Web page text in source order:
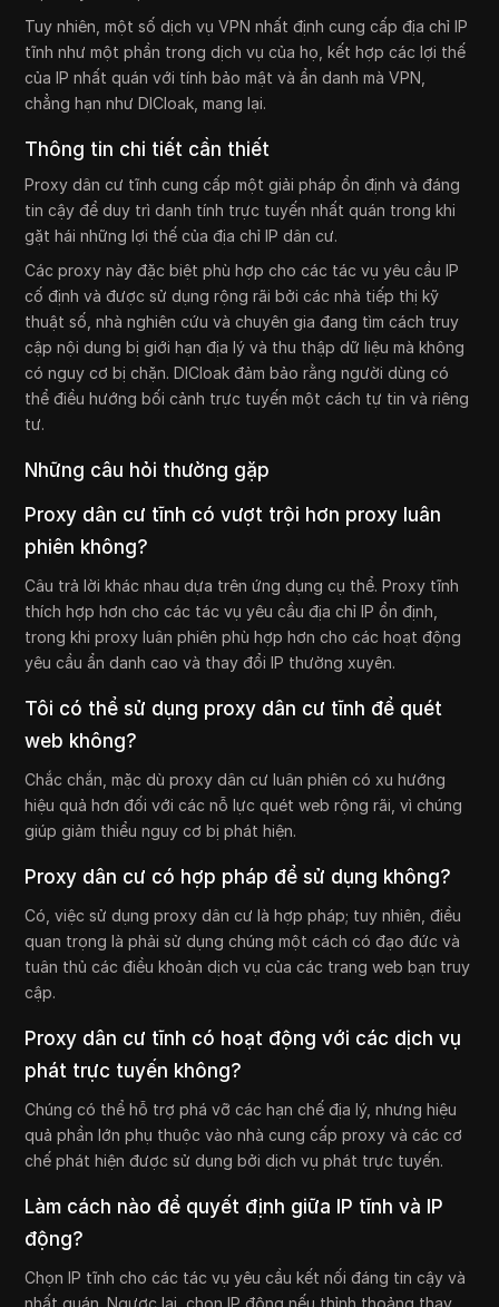
Tuy nhiên, một số dịch vụ VPN nhất định cung cấp địa chỉ IP
tĩnh như một phần trong dịch vụ của họ, kết hợp các lợi thế
của IP nhất quán với tính bảo mật và ẩn danh mà VPN,
chẳng hạn như DICloak, mang lại.
Thông tin chi tiết cần thiết
Proxy dân cư tĩnh cung cấp một giải pháp ổn định và đáng
tin cậy để duy trì danh tính trực tuyến nhất quán trong khi
gặt hái những lợi thế của địa chỉ IP dân cư.
Các proxy này đặc biệt phù hợp cho các tác vụ yêu cầu IP
cố định và được sử dụng rộng rãi bởi các nhà tiếp thị kỹ
thuật số, nhà nghiên cứu và chuyên gia đang tìm cách truy
cập nội dung bị giới hạn địa lý và thu thập dữ liệu mà không
có nguy cơ bị chặn. DICloak đảm bảo rằng người dùng có
thể điều hướng bối cảnh trực tuyến một cách tự tin và riêng
tư.
Những câu hỏi thường gặp
Proxy dân cư tĩnh có vượt trội hơn proxy luân
phiên không?
Câu trả lời khác nhau dựa trên ứng dụng cụ thể. Proxy tĩnh
thích hợp hơn cho các tác vụ yêu cầu địa chỉ IP ổn định,
trong khi proxy luân phiên phù hợp hơn cho các hoạt động
yêu cầu ẩn danh cao và thay đổi IP thường xuyên.
Tôi có thể sử dụng proxy dân cư tĩnh để quét
web không?
Chắc chắn, mặc dù proxy dân cư luân phiên có xu hướng
hiệu quả hơn đối với các nỗ lực quét web rộng rãi, vì chúng
giúp giảm thiểu nguy cơ bị phát hiện.
Proxy dân cư có hợp pháp để sử dụng không?
Có, việc sử dụng proxy dân cư là hợp pháp; tuy nhiên, điều
quan trọng là phải sử dụng chúng một cách có đạo đức và
tuân thủ các điều khoản dịch vụ của các trang web bạn truy
cập.
Proxy dân cư tĩnh có hoạt động với các dịch vụ
phát trực tuyến không?
Chúng có thể hỗ trợ phá vỡ các hạn chế địa lý, nhưng hiệu
quả phần lớn phụ thuộc vào nhà cung cấp proxy và các cơ
chế phát hiện được sử dụng bởi dịch vụ phát trực tuyến.
Làm cách nào để quyết định giữa IP tĩnh và IP
động?
Chọn IP tĩnh cho các tác vụ yêu cầu kết nối đáng tin cậy và
nhất quán. Ngược lại, chọn IP động nếu thỉnh thoảng thay